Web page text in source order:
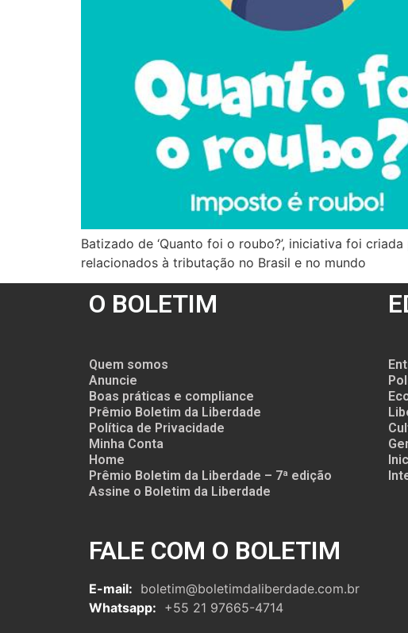
Batizado de ‘Quanto foi o roubo?’, iniciativa foi
relacionados à tributação no Brasil e no mundo
O BOLETIM
Quem somos
Anuncie
Boas práticas e compliance
Prêmio Boletim da Liberdade
Política de Privacidade
Minha Conta
Home
Prêmio Boletim da Liberdade – 7ª edição
Assine o Boletim da Liberdade
FALE COM O BOLETIM
E-mail: boletim@boletimdaliberdade.com.br
Whatsapp: +55 21 97665-4714